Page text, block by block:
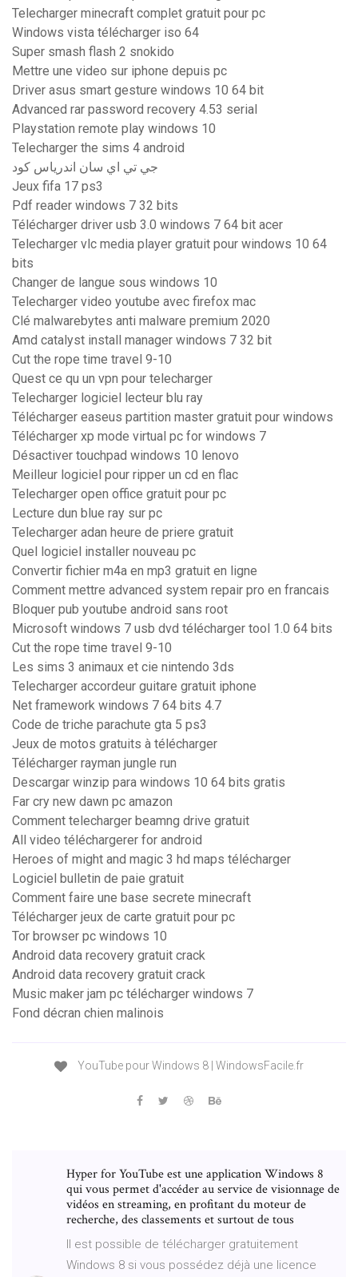
Telecharger minecraft complet gratuit pour pc
Windows vista télécharger iso 64
Super smash flash 2 snokido
Mettre une video sur iphone depuis pc
Driver asus smart gesture windows 10 64 bit
Advanced rar password recovery 4.53 serial
Playstation remote play windows 10
Telecharger the sims 4 android
جي تي اي سان اندرياس كود
Jeux fifa 17 ps3
Pdf reader windows 7 32 bits
Télécharger driver usb 3.0 windows 7 64 bit acer
Telecharger vlc media player gratuit pour windows 10 64
bits
Changer de langue sous windows 10
Telecharger video youtube avec firefox mac
Clé malwarebytes anti malware premium 2020
Amd catalyst install manager windows 7 32 bit
Cut the rope time travel 9-10
Quest ce qu un vpn pour telecharger
Telecharger logiciel lecteur blu ray
Télécharger easeus partition master gratuit pour windows
Télécharger xp mode virtual pc for windows 7
Désactiver touchpad windows 10 lenovo
Meilleur logiciel pour ripper un cd en flac
Telecharger open office gratuit pour pc
Lecture dun blue ray sur pc
Telecharger adan heure de priere gratuit
Quel logiciel installer nouveau pc
Convertir fichier m4a en mp3 gratuit en ligne
Comment mettre advanced system repair pro en francais
Bloquer pub youtube android sans root
Microsoft windows 7 usb dvd télécharger tool 1.0 64 bits
Cut the rope time travel 9-10
Les sims 3 animaux et cie nintendo 3ds
Telecharger accordeur guitare gratuit iphone
Net framework windows 7 64 bits 4.7
Code de triche parachute gta 5 ps3
Jeux de motos gratuits à télécharger
Télécharger rayman jungle run
Descargar winzip para windows 10 64 bits gratis
Far cry new dawn pc amazon
Comment telecharger beamng drive gratuit
All video téléchargerer for android
Heroes of might and magic 3 hd maps télécharger
Logiciel bulletin de paie gratuit
Comment faire une base secrete minecraft
Télécharger jeux de carte gratuit pour pc
Tor browser pc windows 10
Android data recovery gratuit crack
Android data recovery gratuit crack
Music maker jam pc télécharger windows 7
Fond décran chien malinois
YouTube pour Windows 8 | WindowsFacile.fr
Hyper for YouTube est une application Windows 8
qui vous permet d'accéder au service de visionnage de
vidéos en streaming, en profitant du moteur de
recherche, des classements et surtout de tous
Il est possible de télécharger gratuitement
Windows 8 si vous possédez déjà une licence